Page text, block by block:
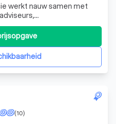
werkt nauw samen met
specialisten bij
zeer fijne samenwerking.
(10)